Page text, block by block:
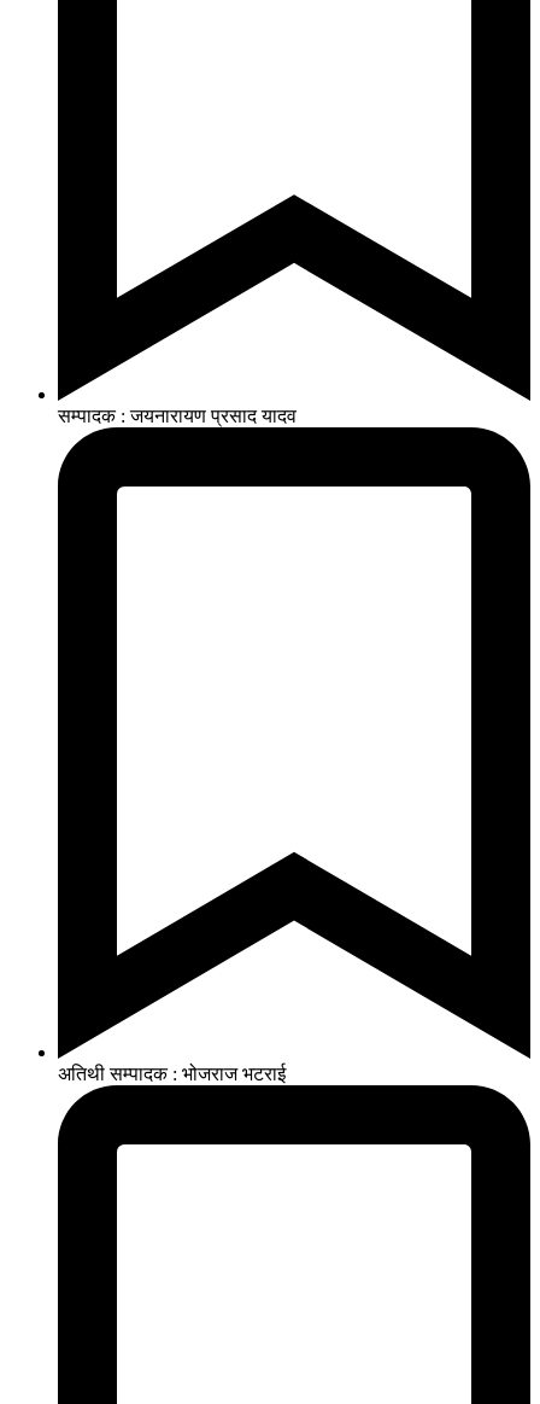
सम्पादक : जयनारायण प्रसाद यादव
अतिथी सम्पादक : भोजराज भटराई